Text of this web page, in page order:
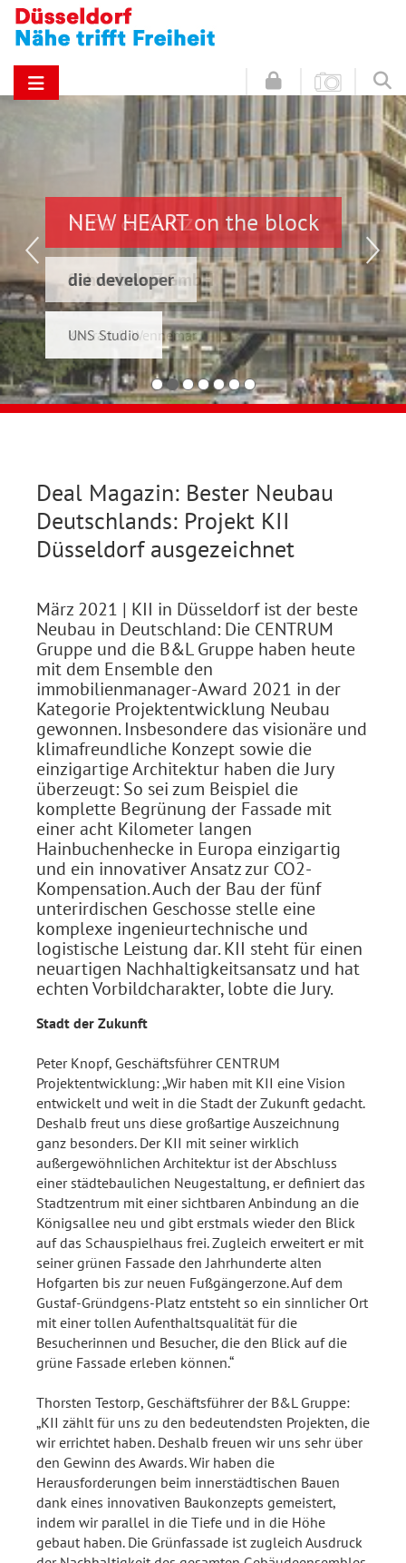
NEW HEART on the block
die developer
UNS Studio
Hinz & Kunz
Schwelmer7 GmbH
Konrad & Wennemar
Deal Magazin: Bester Neubau
Deutschlands: Projekt KII
Düsseldorf ausgezeichnet
März 2021 | KII in Düsseldorf ist der beste
Neubau in Deutschland: Die CENTRUM
Gruppe und die B&L Gruppe haben heute
mit dem Ensemble den
immobilienmanager-Award 2021 in der
Kategorie Projektentwicklung Neubau
gewonnen. Insbesondere das visionäre und
klimafreundliche Konzept sowie die
einzigartige Architektur haben die Jury
überzeugt: So sei zum Beispiel die
komplette Begrünung der Fassade mit
einer acht Kilometer langen
Hainbuchenhecke in Europa einzigartig
und ein innovativer Ansatz zur CO2-
Kompensation. Auch der Bau der fünf
unterirdischen Geschosse stelle eine
komplexe ingenieurtechnische und
logistische Leistung dar. KII steht für einen
neuartigen Nachhaltigkeitsansatz und hat
echten Vorbildcharakter, lobte die Jury.
Stadt der Zukunft
Peter Knopf, Geschäftsführer CENTRUM
Projektentwicklung: „Wir haben mit KII eine Vision
entwickelt und weit in die Stadt der Zukunft gedacht.
Deshalb freut uns diese großartige Auszeichnung
ganz besonders. Der KII mit seiner wirklich
außergewöhnlichen Architektur ist der Abschluss
einer städtebaulichen Neugestaltung, er definiert das
Stadtzentrum mit einer sichtbaren Anbindung an die
Königsallee neu und gibt erstmals wieder den Blick
auf das Schauspielhaus frei. Zugleich erweitert er mit
seiner grünen Fassade den Jahrhunderte alten
Hofgarten bis zur neuen Fußgängerzone. Auf dem
Gustaf-Gründgens-Platz entsteht so ein sinnlicher Ort
mit einer tollen Aufenthaltsqualität für die
Besucherinnen und Besucher, die den Blick auf die
grüne Fassade erleben können.“
Thorsten Testorp, Geschäftsführer der B&L Gruppe:
„KII zählt für uns zu den bedeutendsten Projekten, die
wir errichtet haben. Deshalb freuen wir uns sehr über
den Gewinn des Awards. Wir haben die
Herausforderungen beim innerstädtischen Bauen
dank eines innovativen Baukonzepts gemeistert,
indem wir parallel in die Tiefe und in die Höhe
gebaut haben. Die Grünfassade ist zugleich Ausdruck